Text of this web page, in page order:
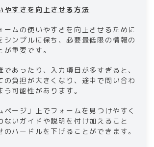
やすさを向上させる方法
ームの使いやすさを向上させるために
シンプルに保ち、必要最低限の情報の
重要です。
であったり、入力項目が多すぎると、
の負担が大きくなり、途中で問い合わ
可能性があります。
ページ」上でフォームを見つけやすく
ないガイドや説明を付け加えること
のハードルを下げることができます。